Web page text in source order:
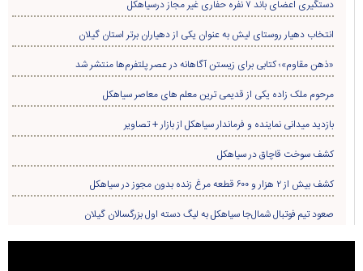
دستگیری اعضای باند ۷ نفره حفاری غير مجاز درسیاهکل
انتخاب دهیار روستای لیش به عنوان یکی از دهیاران برتر استان گیلان
«ذهن مقاوم»؛ کتابی برای زیستن آگاهانه در عصر پلتفرم‌ها منتشر شد
مرحوم ملک زاده یکی از قدیمی ترین معلم های معاصر سیاهکل
بازدید میدانی نماینده و فرماندار سیاهکل از بازار + تصاویر
کشف سوخت قاچاق در سياهکل
کشف بیش از ۲ هزار و ۶۰۰ قطعه مرغ زنده بدون مجوز در سیاهکل
صعود تیم فوتبال شمال‌جا‌ سیاهکل به لیگ دسته اول بزرگسالان گیلان